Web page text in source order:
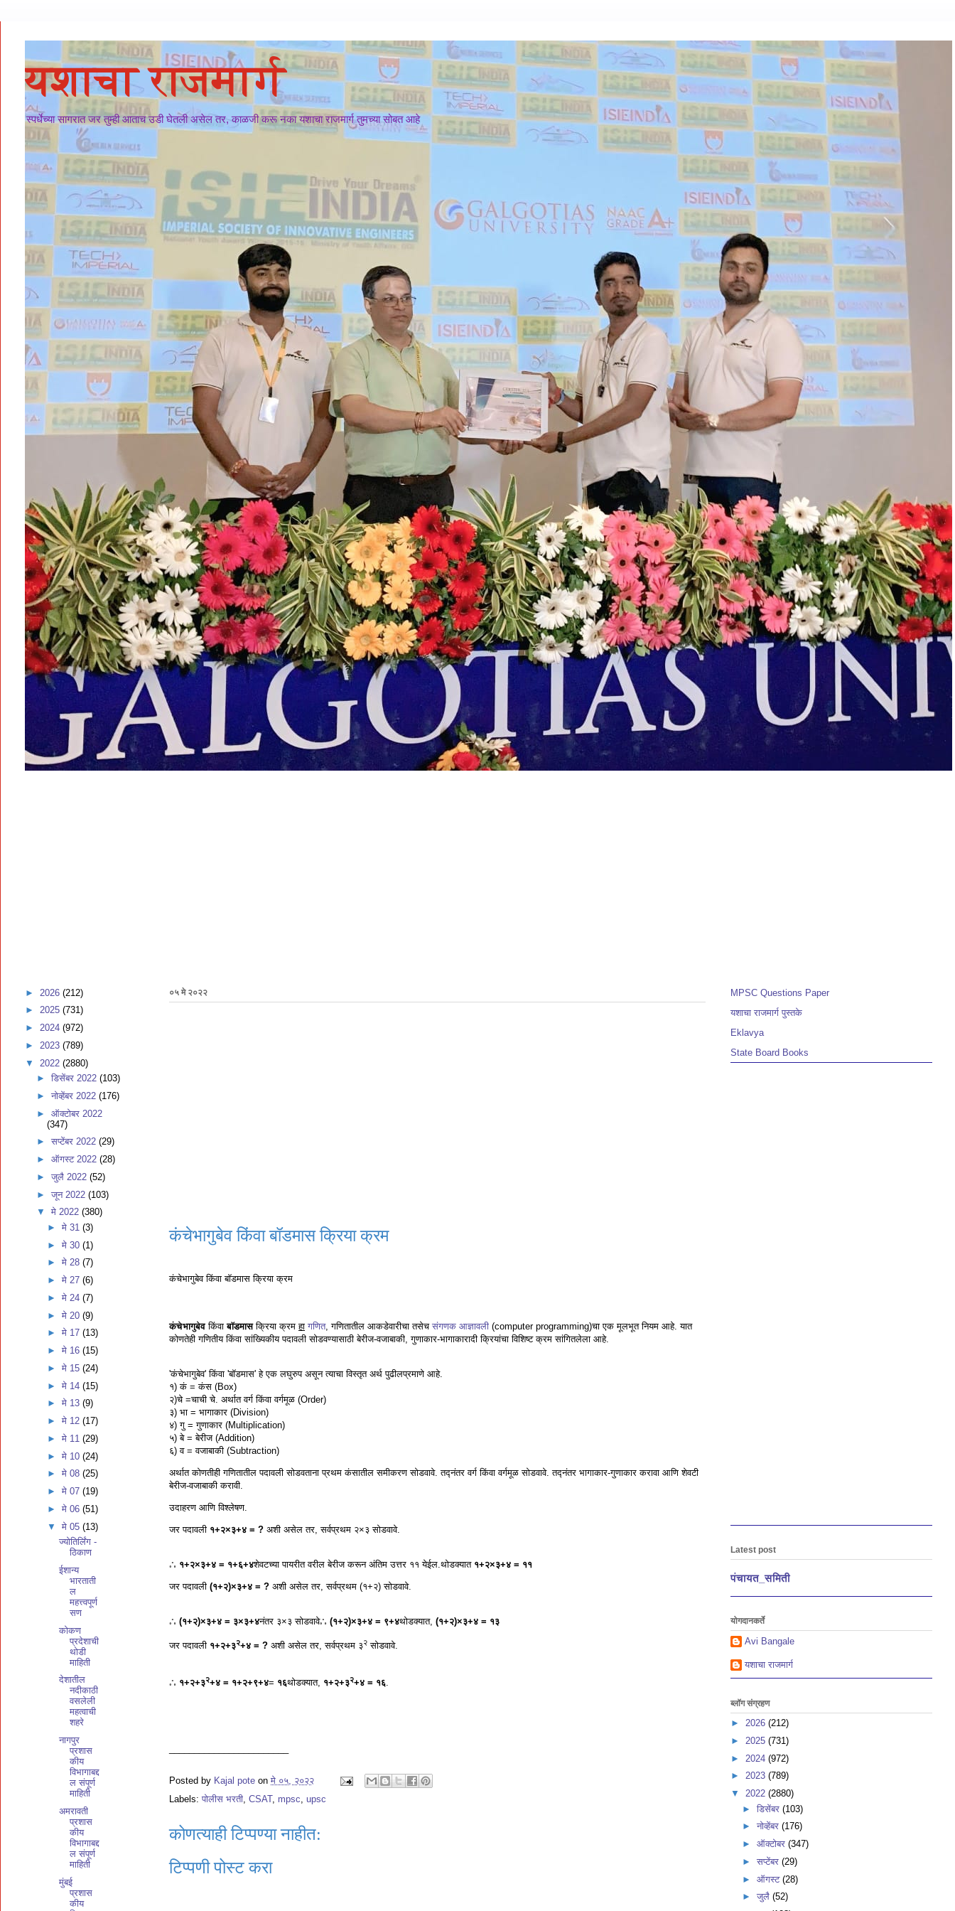
यशाचा राजमार्ग
स्पर्धेच्या सागरात जर तुम्ही आताच उडी घेतली असेल तर, काळजी करू नका यशाचा राजमार्ग तुमच्या सोबत आहे
०५ मे २०२२
कंचेभागुबेव किंवा बॉडमास क्रिया क्रम
कंचेभागुबेव किंवा बॉडमास क्रिया क्रम
कंचेभागुबेव किंवाबॉडमासक्रिया क्रमहा गणित, गणितातील आकडेवारीचा तसेच संगणक आज्ञावली (computer programming)चा एक मूलभूत नियम आहे. यात
कोणतेही गणितीय किंवा सांख्यिकीय पदावली सोडवण्यासाठी बेरीज-वजाबाकी, गुणाकार-भागाकारादी क्रियांचा विशिष्ट क्रम सांगितलेला आहे.
'कंचेभागुबेव' किंवा 'बॉडमास' हे एक लघुरुप असून त्याचा विस्तृत अर्थ पुढीलप्रमाणे आहे.
१) कं = कंस (Box)
२)चे =चाची चे. अर्थात वर्ग किंवा वर्गमूळ (Order)
३) भा = भागाकार (Division)
४) गु = गुणाकार (Multiplication)
५) बे = बेरीज (Addition)
६) व = वजाबाकी (Subtraction)
अर्थात कोणतीही गणितातील पदावली सोडवताना प्रथम कंसातील समीकरण सोडवावे. तद्नंतर वर्ग किंवा वर्गमूळ सोडवावे. तद्नंतर भागाकार-गुणाकार करावा आणि शेवटी
बेरीज-वजाबाकी करावी.
उदाहरण आणि विश्लेषण.
जर पदावली १+२×३+४ = ? अशी असेल तर, सर्वप्रथम २×३ सोडवावे.
𖡺 १+२×३+४ = १+६+४शेवटच्या पायरीत वरील बेरीज करून अंतिम उत्तर ११ येईल.थोडक्यात १+२×३+४ = ११
जर पदावली (१+२)×३+४ = ? अशी असेल तर, सर्वप्रथम (१+२) सोडवावे.
𖡺 (१+२)×३+४ = ३×३+४नंतर ३×३ सोडवावे𖡺 (१+२)×३+४ = ९+४थोडक्यात, (१+२)×३+४ = १३
जर पदावली १+२+३२+४ = ? अशी असेल तर, सर्वप्रथम ३२ सोडवावे.
𖡺 १+२+३२+४ = १+२+९+४= १६थोडक्यात, १+२+३२+४ = १६.
Posted by Kajal pote on मे ०५, २०२२
Labels: पोलीस भरती, CSAT, mpsc, upsc
कोणत्याही टिप्पण्‍या नाहीत:
टिप्पणी पोस्ट करा
► 2026 (212)
► 2025 (731)
► 2024 (972)
► 2023 (789)
▼ 2022 (2880)
► डिसेंबर 2022 (103)
► नोव्हेंबर 2022 (176)
► ऑक्टोबर 2022
(347)
► सप्टेंबर 2022 (29)
► ऑगस्ट 2022 (28)
► जुलै 2022 (52)
► जून 2022 (103)
▼ मे 2022 (380)
►मे 31(3)
►मे 30(1)
►मे 28(7)
►मे 27(6)
►मे 24(7)
►मे 20(9)
►मे 17(13)
►मे 16(15)
►मे 15(24)
►मे 14(15)
►मे 13(9)
►मे 12(17)
►मे 11(29)
►मे 10(24)
►मे 08(25)
►मे 07(19)
►मे 06(51)
▼मे 05(13)
ज्योतिर्लिंग -
ठिकाण
ईशान्य
भारताती
ल
महत्त्वपूर्ण
सण
कोकण
प्रदेशाची
थोडी
माहिती
देशातील
नदीकाठी
वसलेली
महत्वाची
शहरे
नागपुर
प्रशास
कीय
विभागाबद्द
ल संपूर्ण
माहिती
अमरावती
प्रशास
कीय
विभागाबद्द
ल संपूर्ण
माहिती
मुंबई
प्रशास
कीय
MPSC Questions Paper
यशाचा राजमार्ग पुस्तके
Eklavya
State Board Books
Latest post
पंचायत_समिती
योगदानकर्ते
Avi Bangale
यशाचा राजमार्ग
ब्लॉग संग्रहण
► 2026 (212)
► 2025 (731)
► 2024 (972)
► 2023 (789)
▼ 2022 (2880)
► डिसेंबर (103)
► नोव्हेंबर (176)
► ऑक्टोबर (347)
► सप्टेंबर (29)
► ऑगस्ट (28)
► जुलै (52)